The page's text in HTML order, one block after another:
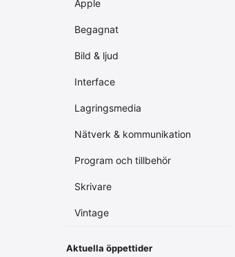
Apple
Begagnat
Bild & ljud
Interface
Lagringsmedia
Nätverk & kommunikation
Program och tillbehör
Skrivare
Vintage
Aktuella öppettider